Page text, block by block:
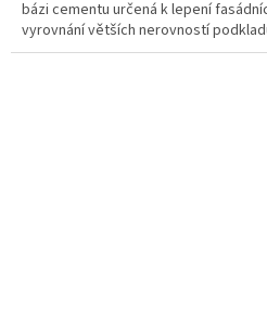
5
hvězdiček.
bázi cementu určená k lepení
vyrovnání větších nerovností